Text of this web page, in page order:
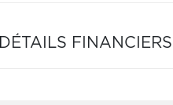
DÉTAILS FINANCIERS